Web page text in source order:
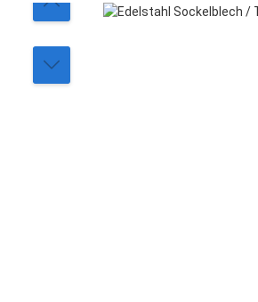
Bildergalerie überspringen